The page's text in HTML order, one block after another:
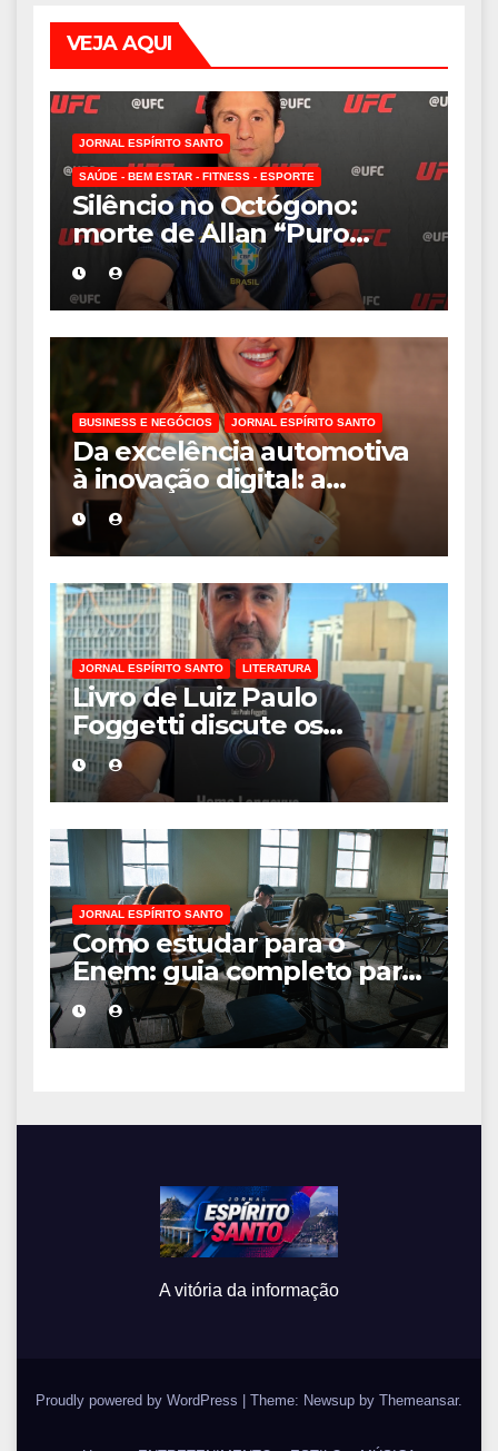
VEJA AQUI
JORNAL ESPÍRITO SANTO
SAÚDE - BEM ESTAR - FITNESS - ESPORTE
Silêncio no Octógono:
morte de Allan “Puro
Osso” interrompe
trajetória de destaque no
MMA aos 34 anos
BUSINESS E NEGÓCIOS JORNAL ESPÍRITO SANTO
Da excelência automotiva
à inovação digital: a
trajetória internacional da
empresária Adriene Silva
JORNAL ESPÍRITO SANTO LITERATURA
Livro de Luiz Paulo
Foggetti discute os
desafios de uma
sociedade onde viver até
aos 120 anos poderá ser
realidade
JORNAL ESPÍRITO SANTO
Como estudar para o
Enem: guia completo para
conquistar a vaga na
universidade
A vitória da informação
Proudly powered by WordPress | Theme: Newsup by Themeansar.